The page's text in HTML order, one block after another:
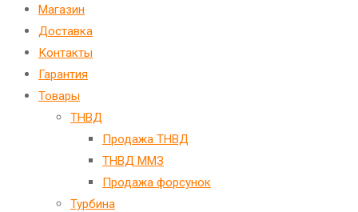
Магазин
Доставка
Контакты
Гарантия
Товары
ТНВД
Продажа ТНВД
ТНВД ММЗ
Продажа форсунок
Турбина